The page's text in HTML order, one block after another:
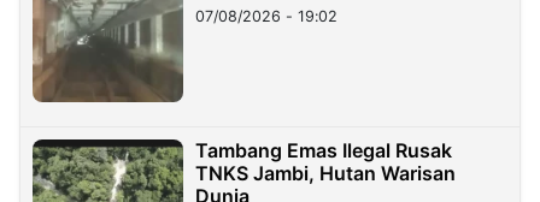
07/08/2026 - 19:02
Tambang Emas Ilegal Rusak
TNKS Jambi, Hutan Warisan
Dunia